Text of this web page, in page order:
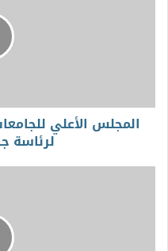
المجلس الأعلي
لرئاسة